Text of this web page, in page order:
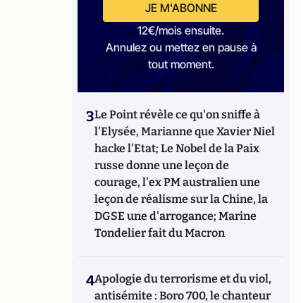
JE M'ABONNE
12€/mois ensuite.
Annulez ou mettez en pause à
tout moment.
3Le Point révèle ce qu'on sniffe à
l'Elysée, Marianne que Xavier Niel
hacke l'Etat; Le Nobel de la Paix
russe donne une leçon de
courage, l'ex PM australien une
leçon de réalisme sur la Chine, la
DGSE une d'arrogance; Marine
Tondelier fait du Macron
4Apologie du terrorisme et du viol,
antisémite : Boro 700, le chanteur